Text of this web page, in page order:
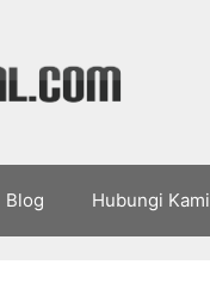
Blog Hubungi Kami